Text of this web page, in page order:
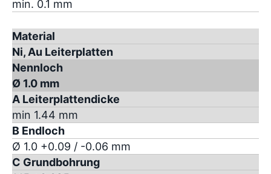
min. 0.1 mm
Material
Ni, Au Leiterplatten
Nennloch
Ø 1.0 mm
A Leiterplattendicke
min 1.44 mm
B Endloch
Ø 1.0 +0.09 / -0.06 mm
C Grundbohrung